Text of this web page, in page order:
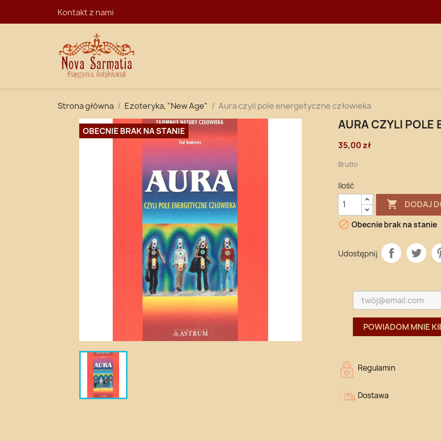
Kontakt z nami
Strona główna Ezoteryka, "New Age" Aura czyli pole energetyczne człowieka
OBECNIE BRAK NA STANIE AURA CZYLI POLE
35,00 zł
Brutto
Ilość
 DODAJ
 Obecnie brak na stanie
Udostępnij
POWIADOM MNIE
Regulamin
Dostawa